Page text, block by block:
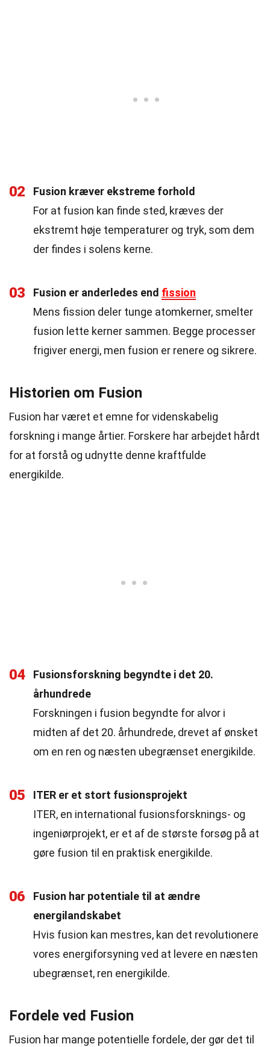
02
Fusion kræver ekstreme forhold
For at fusion kan finde sted, kræves der
ekstremt høje temperaturer og tryk, som dem
der findes i solens kerne.
03 Fusion er anderledes end fission
Mens fission deler tunge atomkerner, smelter
fusion lette kerner sammen. Begge processer
frigiver energi, men fusion er renere og sikrere.
Historien om Fusion
Fusion har været et emne for videnskabelig
forskning i mange årtier. Forskere har arbejdet hårdt
for at forstå og udnytte denne kraftfulde
energikilde.
04
Fusionsforskning begyndte i det 20.
århundrede
Forskningen i fusion begyndte for alvor i
midten af det 20. århundrede, drevet af ønsket
om en ren og næsten ubegrænset energikilde.
05
ITER er et stort fusionsprojekt
ITER, en international fusionsforsknings- og
ingeniørprojekt, er et af de største forsøg på at
gøre fusion til en praktisk energikilde.
06
Fusion har potentiale til at ændre
energilandskabet
Hvis fusion kan mestres, kan det revolutionere
vores energiforsyning ved at levere en næsten
ubegrænset, ren energikilde.
Fordele ved Fusion
Fusion har mange potentielle fordele, der gør det til